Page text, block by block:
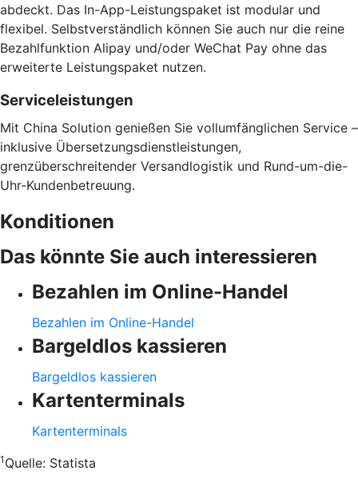
abdeckt. Das In-App-Leistungspaket ist modular und
flexibel. Selbstverständlich können Sie auch nur die reine
Bezahlfunktion Alipay und/oder WeChat Pay ohne das
erweiterte Leistungspaket nutzen.
Serviceleistungen
Mit China Solution genießen Sie vollumfänglichen Service –
inklusive Übersetzungsdienstleistungen,
grenzüberschreitender Versandlogistik und Rund-um-die-
Uhr-Kundenbetreuung.
Konditionen
Das könnte Sie auch interessieren
Bezahlen im Online-Handel
Bezahlen im Online-Handel
Bargeldlos kassieren
Bargeldlos kassieren
Kartenterminals
Kartenterminals
1 Quelle: Statista